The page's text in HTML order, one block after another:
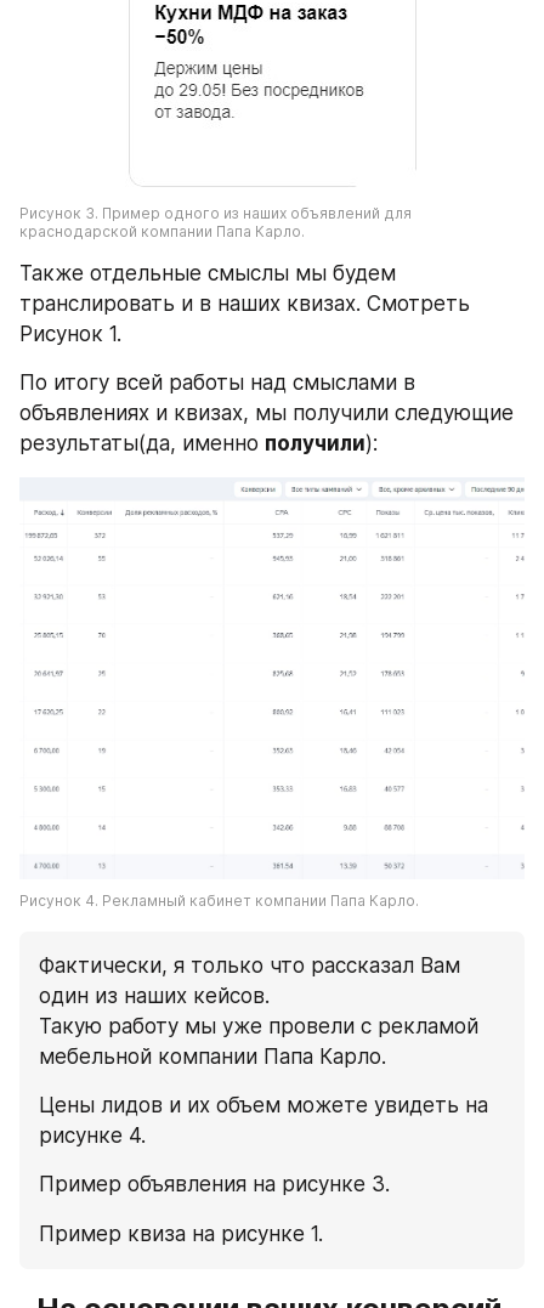
Рисунок 3. Пример одного из наших объявлений для
краснодарской компании Папа Карло.
Также отдельные смыслы мы будем
транслировать и в наших квизах. Смотреть
Рисунок 1.
По итогу всей работы над смыслами в
объявлениях и квизах, мы получили следующие
результаты(да, именно получили):
Рисунок 4. Рекламный кабинет компании Папа Карло.
Фактически, я только что рассказал Вам
один из наших кейсов.
Такую работу мы уже провели с рекламой
мебельной компании Папа Карло.
Цены лидов и их объем можете увидеть на
рисунке 4.
Пример объявления на рисунке 3.
Пример квиза на рисунке 1.